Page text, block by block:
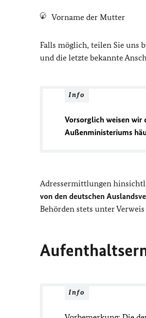
Vorname der Mutter
Falls möglich, teilen Sie uns
und die letzte bekannte
Info
Vorsorglich weisen wir
Außenministeriums
Adressermittlungen
von den deutschen
Behörden stets unter
Info